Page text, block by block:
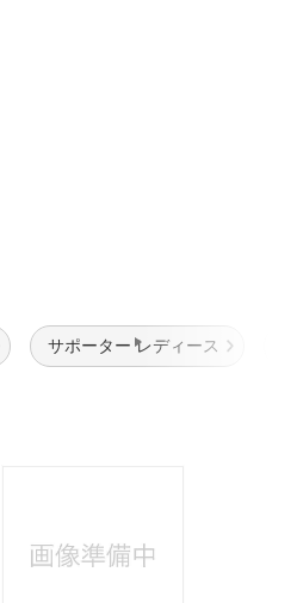
サポーター レディース